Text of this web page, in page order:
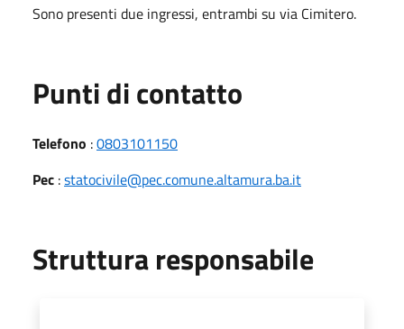
Sono presenti due ingressi, entrambi su via Cimitero.
Punti di contatto
Telefono :0803101150
Pec :statocivile@pec.comune.altamura.ba.it
Struttura responsabile